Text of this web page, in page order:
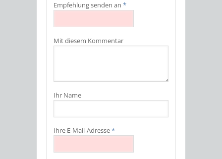
Empfehlung senden an *
Mit diesem Kommentar
Ihr Name
Ihre E-Mail-Adresse*